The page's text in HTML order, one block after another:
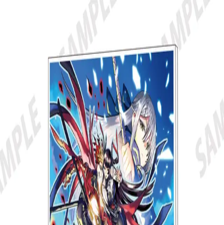
鵺の陰陽師 鵺の陰陽師アクリルパネル